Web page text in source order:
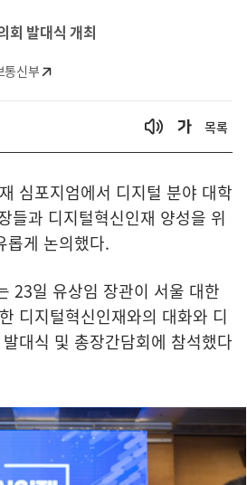
회 발대식 개최
통신부
목록
심포지엄에서 디지털 분야 대학
들과 디지털혁신인재 양성을 위
롭게 논의했다.
23일 유상임 장관이 서울 대한
디지털혁신인재와의 대화와 디
대식 및 총장간담회에 참석했다